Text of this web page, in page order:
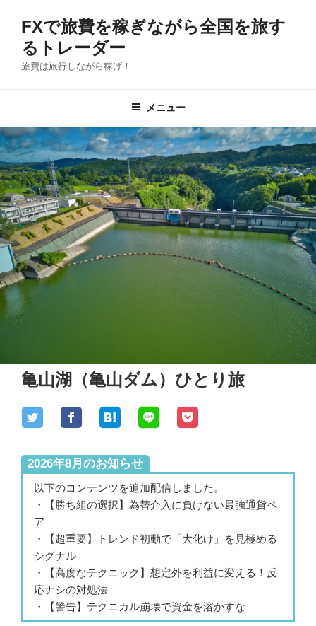
キ
ッ
プ
FXで旅費を稼ぎながら全国を旅す
るトレーダー
旅費は旅行しながら稼げ！
メニュー
亀山湖（亀山ダム）ひとり旅
2026年8月のお知らせ
以下のコンテンツを追加配信しました。
・【勝ち組の選択】為替介入に負けない最強通貨ペ
ア
・【超重要】トレンド初動で「大化け」を見極める
シグナル
・【高度なテクニック】想定外を利益に変える！反
応ナシの対処法
・【警告】テクニカル崩壊で資金を溶かすな